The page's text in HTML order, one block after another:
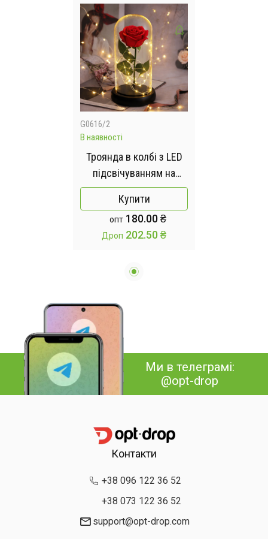
G0616/2
В наявності
Троянда в колбі з LED
підсвічуванням на
чорній підставці
Купити
опт 180.00 ₴
Дроп 202.50 ₴
Ми в телеграмі:
@opt-drop
Контакти
+38 096 122 36 52
+38 073 122 36 52
support@opt-drop.com